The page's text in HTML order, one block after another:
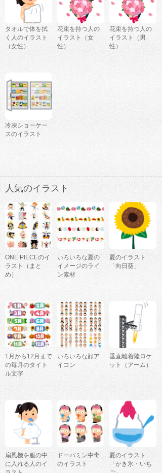
タオルで体を拭
く人のイラスト
（女性）
花束を持つ人の
イラスト（女
性）
花束を持つ人の
イラスト（男
性）
冷凍ショーケー
スのイラスト
人気のイラスト
ONE PIECEのイ
ラスト（まと
め）
いろいろな夏の
イメージのライ
ン素材
夏のイラスト
「向日葵」
1月から12月まで
の毎月のタイト
ル文字
いろいろな顔ア
イコン
垂直離着陸ロケ
ット（アーム）
扇風機を服の中
に入れる人のイ
ドーパミン中毒
のイラスト
夏のイラスト
「かき氷・いち